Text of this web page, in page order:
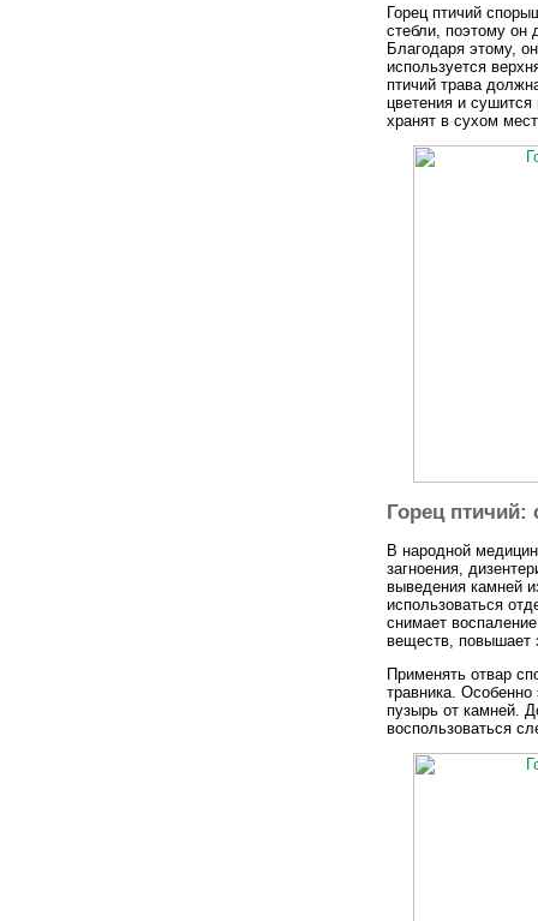
Горец птичий
стебли, поэтому он
Благодаря этому,
используется
птичий трава
цветения и
хранят в сухом
Горец птичий:
В народной
загноения,
выведения камней
использоваться
снимает
веществ, повышает
Применять отвар
травника. Особенно
пузырь от камней.
воспользоваться